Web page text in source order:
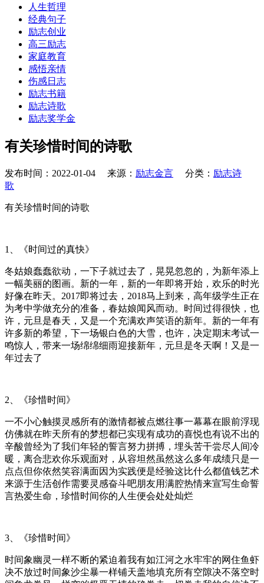
人生哲理
经典句子
励志创业
高三励志
家庭教育
感悟亲情
伤感日志
励志书籍
励志诗歌
励志奖学金
有关珍惜时间的诗歌
发布时间：2022-01-04 来源： 励志金言 分类： 励志诗
歌
有关珍惜时间的诗歌
1、《时间过的真快》
冬姑娘蠢蠢欲动，一下子就过去了，晃晃忽忽的，为新年添上
一幅美丽的图画。新的一年，新的一年即将开始，欢乐的时光
好像在昨天。2017即将过去，2018马上到来，高年级学生正在
为考中学做充分的准备，春姑娘闻风而动。时间过得很快，也
许，元旦是春天，又是一个充满欢声笑语的新年。新的一年有
许多新的希望，下一场银白色的大雪，也许，决定期末考试一
鸣惊人，带来一场绵绵细雨迎接新年，元旦是冬天啊！又是一
年过去了
2、《珍惜时间》
一不小心触摸灵感所有的激情都被点燃往事一幕幕在眼前浮现
仿佛就在昨天所有的梦想都已实现有成功的喜悦也有说不出的
辛酸曾经为了我们年轻的誓言努力拼搏，埋头苦干尝尽人间冷
暖，离合悲欢你乐观面对，从容坦然虽然这么多年成绩只是一
点点但你依然笑容满面因为实践便是经验这比什么都值钱艺术
来源于生活创作需要灵感奋斗吧朋友用满腔热情来宣写生命誓
言热爱生命，珍惜时间你的人生便会处处灿烂
3、《珍惜时间》
时间象幽灵一样不断的紧迫着我有如江河之水牢牢的网住鱼虾
决不放过时间象沙尘暴一样铺天盖地填充所有空隙决不落空时